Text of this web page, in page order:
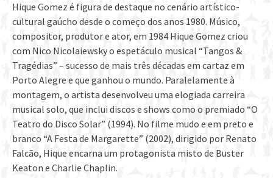
Hique Gomez é figura de destaque no cenário artístico-
cultural gaúcho desde o começo dos anos 1980. Músico,
compositor, produtor e ator, em 1984 Hique Gomez criou
com Nico Nicolaiewsky o espetáculo musical “Tangos &
Tragédias” – sucesso de mais três décadas em cartaz em
Porto Alegre e que ganhou o mundo. Paralelamente à
montagem, o artista desenvolveu uma elogiada carreira
musical solo, que inclui discos e shows como o premiado “O
Teatro do Disco Solar” (1994). No filme mudo e em preto e
branco “A Festa de Margarette” (2002), dirigido por Renato
Falcão, Hique encarna um protagonista misto de Buster
Keaton e Charlie Chaplin.